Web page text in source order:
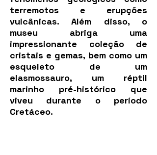
terremotos e erupções
vulcânicas. Além disso, o
museu abriga uma
impressionante coleção de
cristais e gemas, bem como um
esqueleto de um
elasmossauro, um réptil
marinho pré-histórico que
viveu durante o período
Cretáceo.